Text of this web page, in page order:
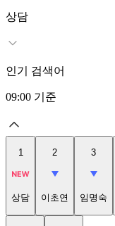
상담
인기 검색어
09:00 기준
1
상담
2
이초연
3
임명숙